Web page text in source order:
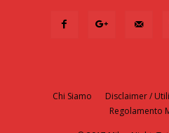
Chi Siamo Disclaimer /
Regolamento